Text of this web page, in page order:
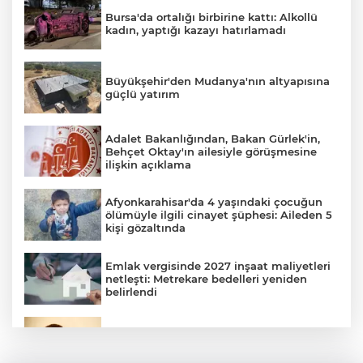
Bursa'da ortalığı birbirine kattı: Alkollü
kadın, yaptığı kazayı hatırlamadı
Büyükşehir'den Mudanya'nın altyapısına
güçlü yatırım
Adalet Bakanlığından, Bakan Gürlek'in,
Behçet Oktay'ın ailesiyle görüşmesine
ilişkin açıklama
Afyonkarahisar'da 4 yaşındaki çocuğun
ölümüyle ilgili cinayet şüphesi: Aileden 5
kişi gözaltında
Emlak vergisinde 2027 inşaat maliyetleri
netleşti: Metrekare bedelleri yeniden
belirlendi